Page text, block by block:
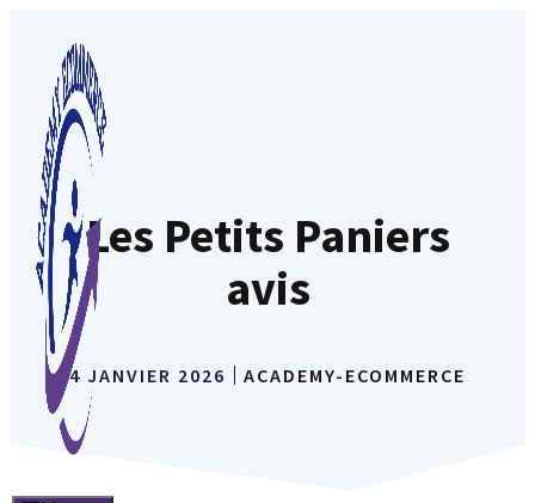
contenu
Les Petits Paniers
avis
4 JANVIER 2026 ACADEMY-ECOMMERCE